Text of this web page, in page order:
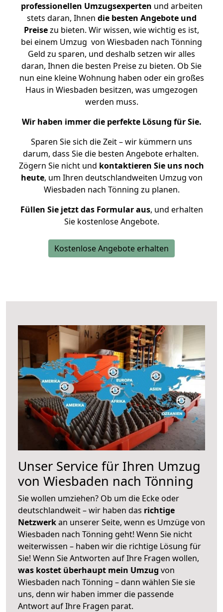
professionellen Umzugsexperten und arbeiten
stets daran, Ihnen die besten Angebote und
Preisezu bieten. Wir wissen, wie wichtig es ist,
bei einem Umzug von Wiesbaden nach Tönning
Geld zu sparen, und deshalb setzen wir alles
daran, Ihnen die besten Preise zu bieten. Ob Sie
nun eine kleine Wohnung haben oder ein großes
Haus in Wiesbaden besitzen, was umgezogen
werden muss.
Wir haben immer die perfekte Lösung für Sie.
Sparen Sie sich die Zeit – wir kümmern uns
darum, dass Sie die besten Angebote erhalten.
Zögern Sie nicht und kontaktieren Sie uns noch
heute, um Ihren deutschlandweiten Umzug von
Wiesbaden nach Tönning zu planen.
Füllen Sie jetzt das Formular aus, und erhalten
Sie kostenlose Angebote.
Kostenlose Angebote erhalten
Unser Service für Ihren Umzug
von Wiesbaden nach Tönning
Sie wollen umziehen? Ob um die Ecke oder
deutschlandweit – wir haben das richtige
Netzwerkan unserer Seite, wenn es Umzüge von
Wiesbaden nach Tönning geht! Wenn Sie nicht
weiterwissen – haben wir die richtige Lösung für
Sie! Wenn Sie Antworten auf Ihre Fragen wollen,
was kostet überhaupt mein Umzug von
Wiesbaden nach Tönning – dann wählen Sie sie
uns, denn wir haben immer die passende
Antwort auf Ihre Fragen parat.